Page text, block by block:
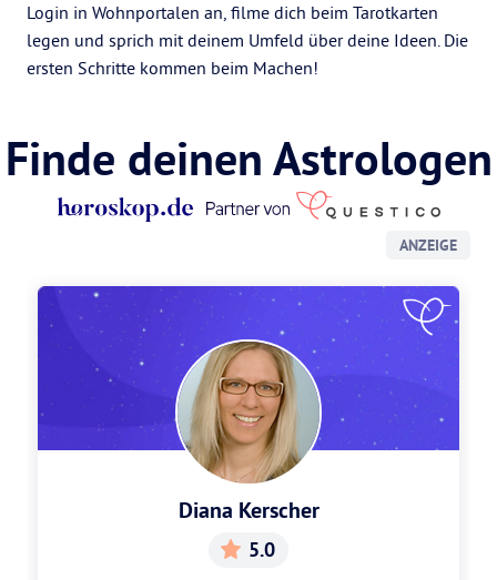
Login in Wohnportalen an, filme dich beim Tarotkarten
legen und sprich mit deinem Umfeld über deine Ideen. Die
ersten Schritte kommen beim Machen!
Finde deinen Astrologen
ANZEIGE
Diana Kerscher
5.0